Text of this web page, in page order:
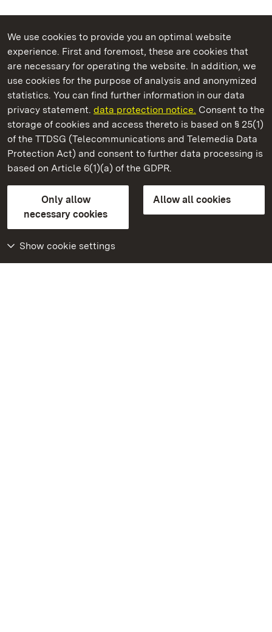
We use cookies to provide you an optimal website
experience. First and foremost, these are cookies that
are necessary for operating the website. In addition, we
use cookies for the purpose of analysis and anonymized
statistics. You can find further information in our data
privacy statement. data protection notice. Consent to the
storage of cookies and access thereto is based on § 25(1)
of the TTDSG (Telecommunications and Telemedia Data
Protection Act) and consent to further data processing is
based on Article 6(1)(a) of the GDPR.
Only allow
necessary cookies
Allow all cookies
Show cookie settings
State Palaces and Gardens of Baden-Wuerttemberg
Tettnang New Palace
State Palaces and Gardens of Baden-Wuerttemberg
FAQMasthead Data protection
Declaration on barrier-free access
BITV-konform (geprüfte Seiten)